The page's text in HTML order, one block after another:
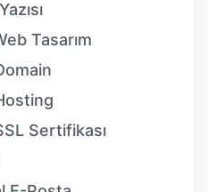
Tasarım
Sertifikası